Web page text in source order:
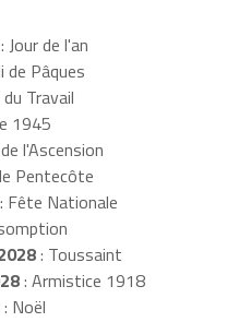
: Jour de l'an
de Pâques
Travail
1945
l'Ascension
Pentecôte
: Fête Nationale
: Toussaint
: Armistice 1918
: Noël